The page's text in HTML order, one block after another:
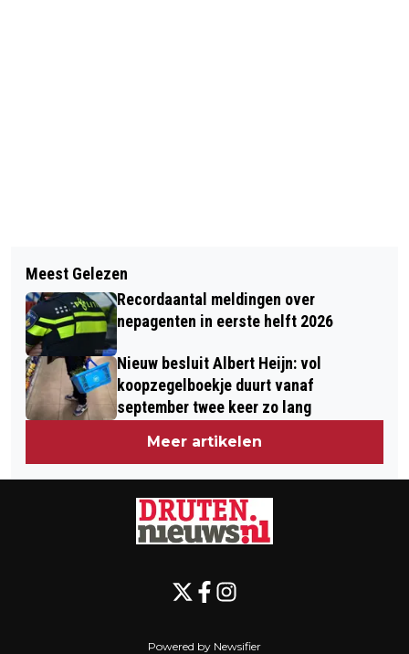
VAN KLASLOKAAL NAAR
BOOMGAARD: DRUTENSE SCHOLEN
GRATIS OP NATUUREXCURSIE
HOGERE ENERGIEREKENING ZET
THERMOSTAAT LAGER
Meest Gelezen
Recordaantal meldingen over
nepagenten in eerste helft 2026
Nieuw besluit Albert Heijn: vol
koopzegelboekje duurt vanaf
september twee keer zo lang
Meer artikelen
Powered by Newsifier